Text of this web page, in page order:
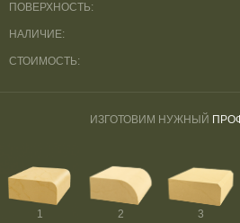
ПОВЕРХНОСТЬ:
НАЛИЧИЕ:
СТОИМОСТЬ:
1 2 3
ИЗГОТОВИМ НУЖНЫЙ